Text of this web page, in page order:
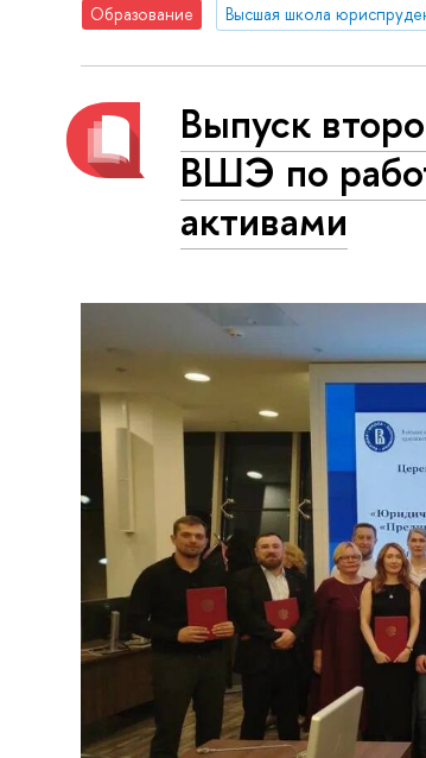
Образование
Выпуск
ВШЭ по
активами